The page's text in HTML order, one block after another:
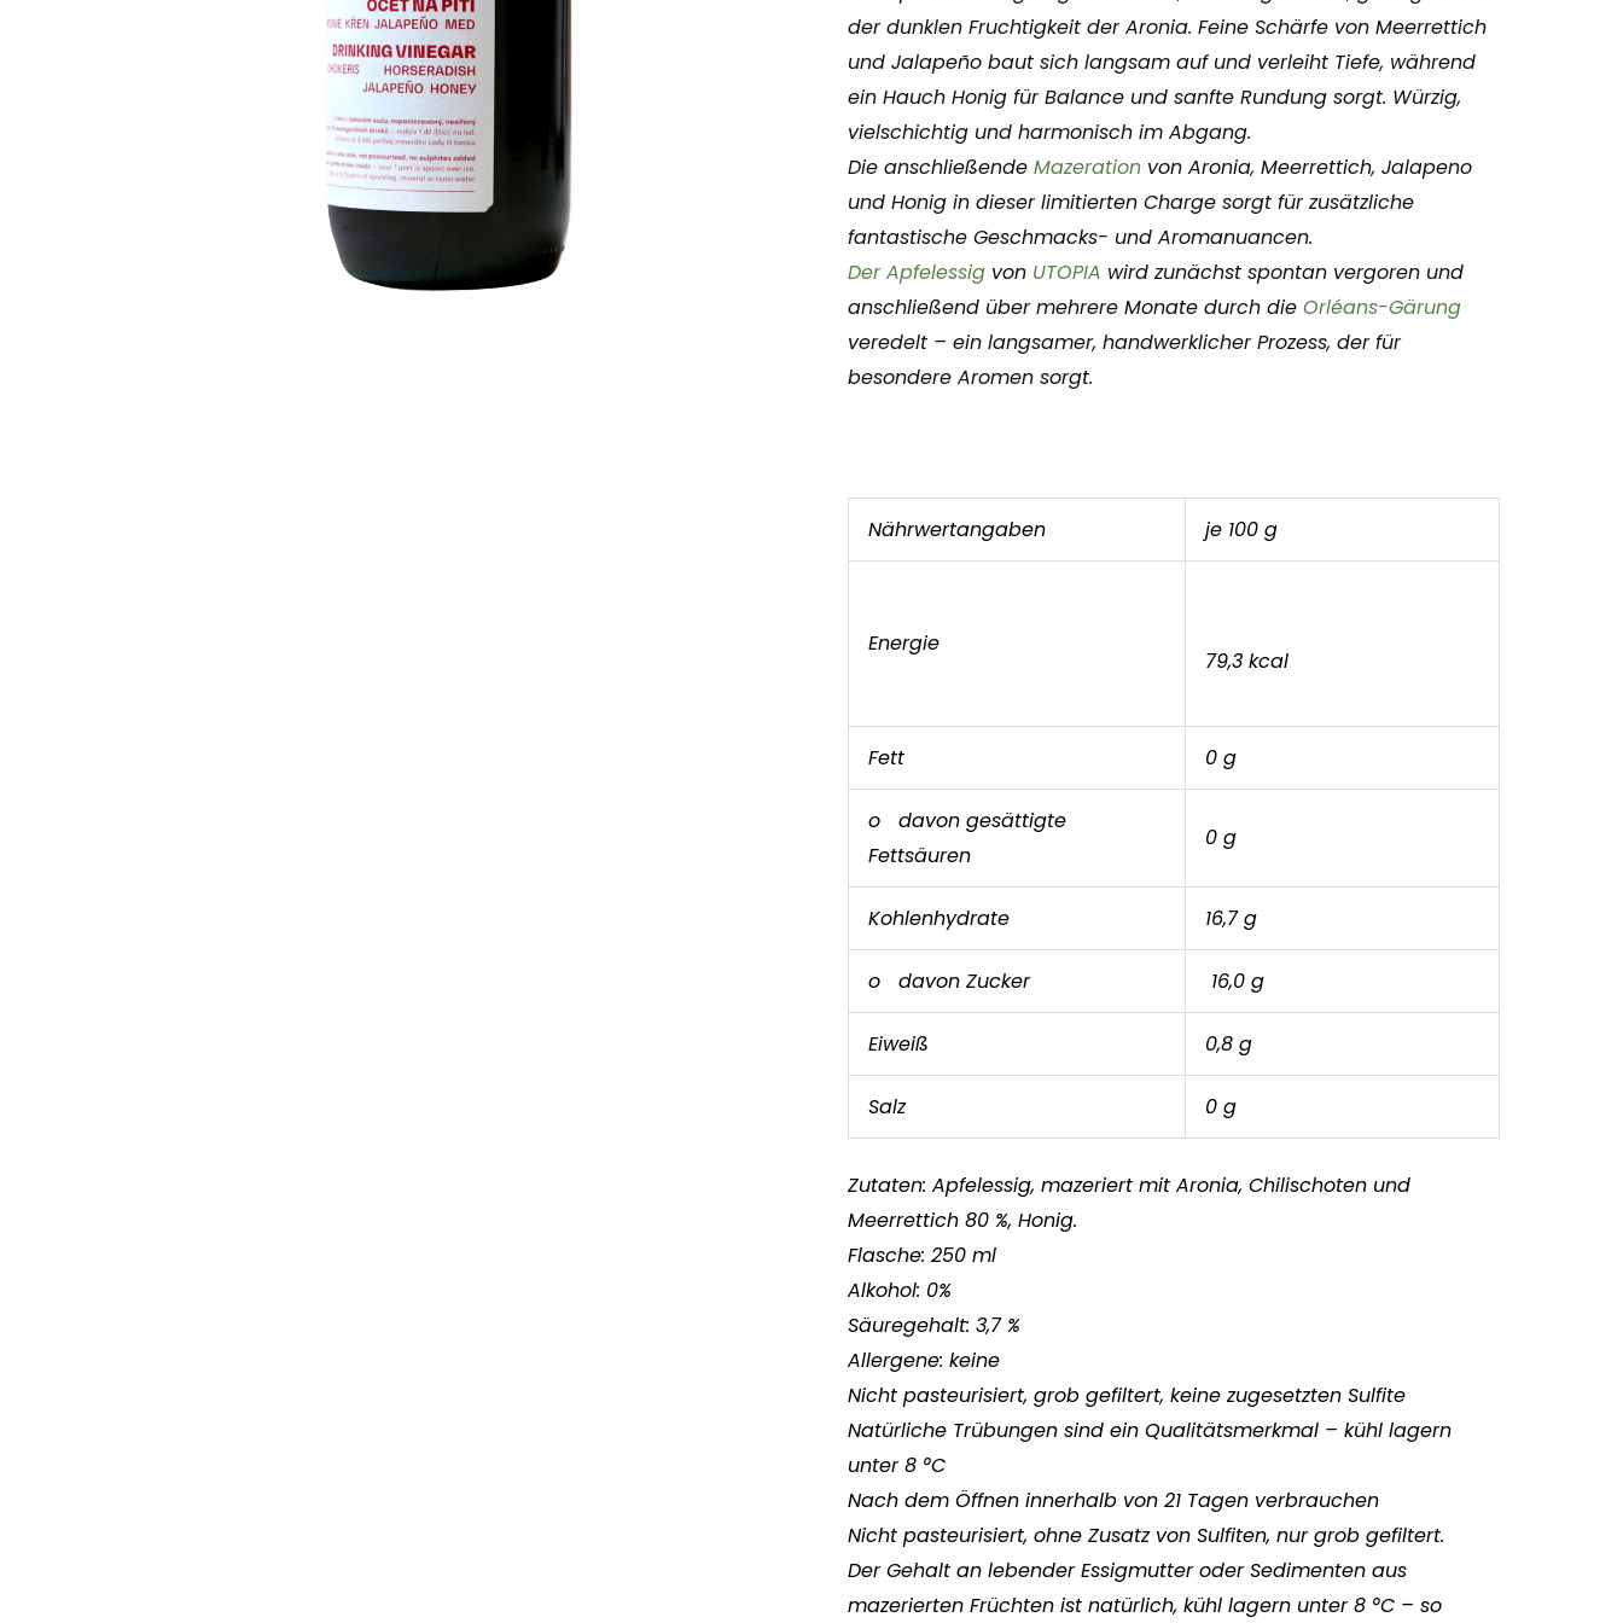
der dunklen Fruchtigkeit der Aronia. Feine Schärfe von Meerrettich
und Jalapeño baut sich langsam auf und verleiht Tiefe, während
ein Hauch Honig für Balance und sanfte Rundung sorgt. Würzig,
vielschichtig und harmonisch im Abgang.
Die anschließende Mazeration von Aronia, Meerrettich, Jalapeno
und Honig in dieser limitierten Charge sorgt für zusätzliche
fantastische Geschmacks- und Aromanuancen.
Der Apfelessig von UTOPIA wird zunächst spontan vergoren und
anschließend über mehrere Monate durch die Orléans-Gärung
veredelt – ein langsamer, handwerklicher Prozess, der für
besondere Aromen sorgt.
Nährwertangaben je 100 g
Energie
79,3 kcal
Fett 0 g
o davon gesättigte
Fettsäuren
0 g
Kohlenhydrate 16,7 g
o davon Zucker 16,0 g
Eiweiß 0,8 g
Salz 0 g
Zutaten: Apfelessig, mazeriert mit Aronia, Chilischoten und
Meerrettich 80 %, Honig.
Flasche: 250 ml
Alkohol: 0%
Säuregehalt: 3,7 %
Allergene: keine
Nicht pasteurisiert, grob gefiltert, keine zugesetzten Sulfite
Natürliche Trübungen sind ein Qualitätsmerkmal – kühl lagern
unter 8 °C
Nach dem Öffnen innerhalb von 21 Tagen verbrauchen
Nicht pasteurisiert, ohne Zusatz von Sulfiten, nur grob gefiltert.
Der Gehalt an lebender Essigmutter oder Sedimenten aus
mazerierten Früchten ist natürlich, kühl lagern unter 8 °C – so